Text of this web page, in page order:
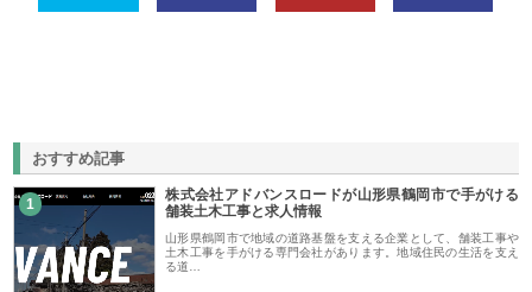
おすすめ記事
1
株式会社アドバンスロードが山形県鶴岡市で手がける
舗装土木工事と求人情報
山形県鶴岡市で地域の道路基盤を支える企業として、舗装工事や
土木工事を手がける専門会社があります。地域住民の生活を支え
る道…